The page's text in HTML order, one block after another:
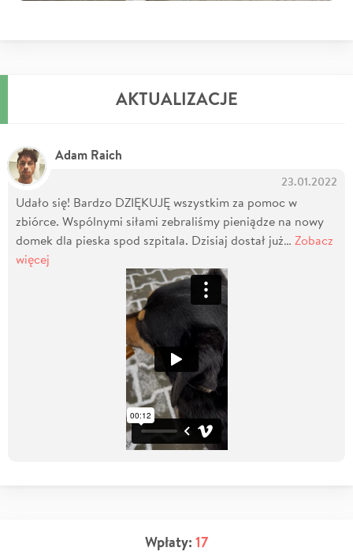
AKTUALIZACJE
Adam Raich
23.01.2022
Udało się! Bardzo DZIĘKUJĘ wszystkim za pomoc w
zbiórce. Wspólnymi siłami zebraliśmy pieniądze na nowy
domek dla pieska spod szpitala. Dzisiaj dostał już… Zobacz
więcej
Wpłaty: 17